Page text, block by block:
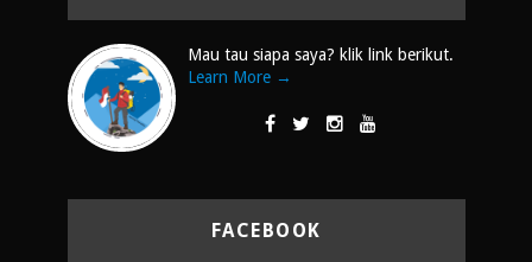
Mau tau siapa saya? klik link berikut.
Learn More →
FACEBOOK